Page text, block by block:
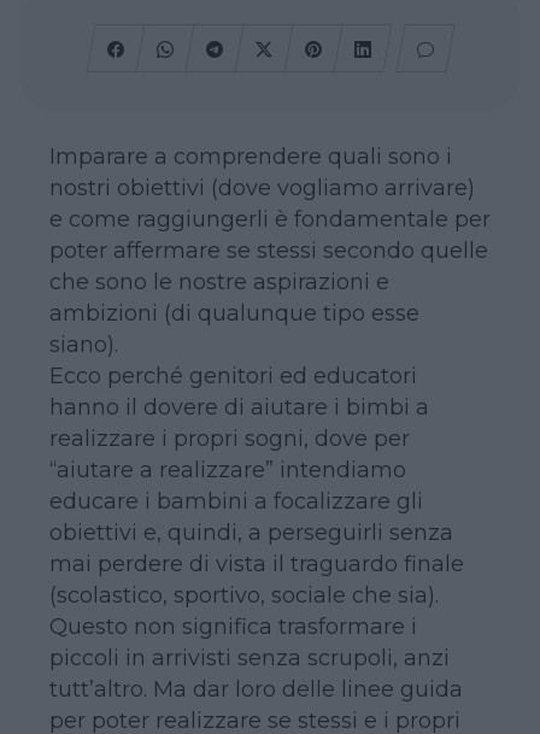
Imparare a comprendere quali sono i
nostri obiettivi (dove vogliamo arrivare)
e come raggiungerli è fondamentale per
poter affermare se stessi secondo quelle
che sono le nostre aspirazioni e
ambizioni (di qualunque tipo esse
siano).
Ecco perché genitori ed educatori
hanno il dovere di aiutare i bimbi a
realizzare i propri sogni, dove per
“aiutare a realizzare” intendiamo
educare i bambini a focalizzare gli
obiettivi e, quindi, a perseguirli senza
mai perdere di vista il traguardo finale
(scolastico, sportivo, sociale che sia).
Questo non significa trasformare i
piccoli in arrivisti senza scrupoli, anzi
tutt’altro. Ma dar loro delle linee guida
per poter realizzare se stessi e i propri